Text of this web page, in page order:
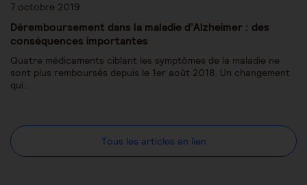
7 octobre 2019
Déremboursement dans la maladie d’Alzheimer : des
conséquences importantes
Quatre médicaments ciblant les symptômes de la maladie ne
sont plus remboursés depuis le 1er août 2018. Un changement
qui…
Tous les articles en lien